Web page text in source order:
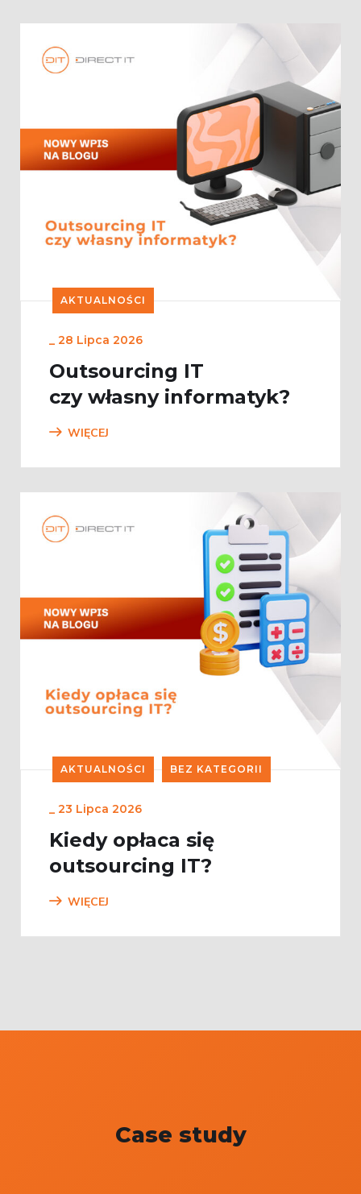
AKTUALNOŚCI
_ 28 Lipca 2026
Outsourcing IT
czy własny informatyk?
WIĘCEJ
AKTUALNOŚCI BEZ KATEGORII
_ 23 Lipca 2026
Kiedy opłaca się
outsourcing IT?
WIĘCEJ
Case study